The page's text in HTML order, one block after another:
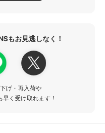
もお見逃しなく！
げ・再入荷や
く受け取れます！